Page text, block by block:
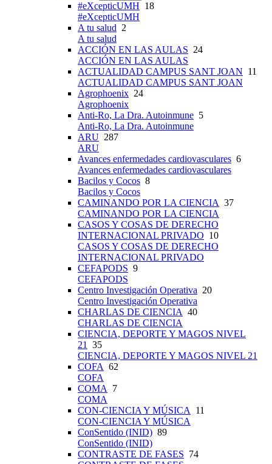
#eXcepticUMH 18
#eXcepticUMH
A tu salud 2
A tu salud
ACCIÓN EN LAS AULAS 24
ACCIÓN EN LAS AULAS
ACTUALIDAD CAMPUS SANT JOAN 11
ACTUALIDAD CAMPUS SANT JOAN
Agrophoenix 24
Agrophoenix
Anti-Ro, La Dra. Autoinmune 5
Anti-Ro, La Dra. Autoinmune
ARU 287
ARU
Avances enfermedades cardiovasculares 6
Avances enfermedades cardiovasculares
Bacilos y Cocos 8
Bacilos y Cocos
CAMINANDO POR LA CIENCIA 37
CAMINANDO POR LA CIENCIA
CASOS Y COSAS DE DERECHO
INTERNACIONAL PRIVADO 10
CASOS Y COSAS DE DERECHO
INTERNACIONAL PRIVADO
CEFAPODS 9
CEFAPODS
Centro Investigación Operativa 20
Centro Investigación Operativa
CHARLAS DE CIENCIA 40
CHARLAS DE CIENCIA
CIENCIA, DEPORTE Y MAGOS NIVEL
21
35
CIENCIA, DEPORTE Y MAGOS NIVEL 21
COFA 62
COFA
COMA
7
COMA
CON-CIENCIA Y MÚSICA
11
CON-CIENCIA Y MÚSICA
ConSentido (INID) 89
ConSentido (INID)
CONTRASTE DE FASES 74